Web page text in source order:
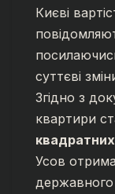
Києві
суттєві
Згідно з
квартири
Усов